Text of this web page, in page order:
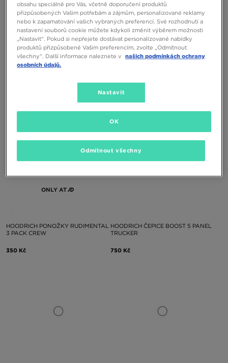
HOODRICH PONOŽKY CORE 3 PACK
QUARTER
ONLY AT
HOODRICH PONOŽKY RUDIMENTAL
3 PACK CREW
350 Kč
HOODRICH ČEPICE BOOST 5 PANEL
TRUCKER
750 Kč
obsahu speciálně pro Vás, včetně doporučení produktů
přizpůsobených Vašim potřebám a zájmům, personalizované reklamy
nebo k zapamatování vašich vybraných preferencí. Své rozhodnutí a
nastavení souborů cookie můžete kdykoli změnit výběrem možnosti
„Nastavit“. Pokud si nepřejete dostávat personalizované nabídky
produktů přizpůsobené Vašim preferencím, zvolte „Odmítnout
všechny“. Další informace naleznete v našich podmínkách ochrany
osobních údajů.
Nastavit
Odmítnout všechny
OK